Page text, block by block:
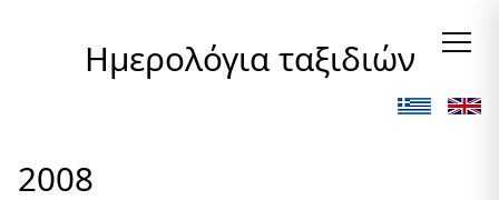
Ημερολόγια ταξιδιών
2008